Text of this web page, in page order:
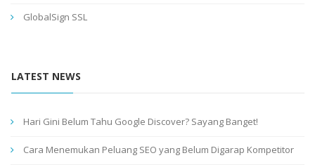
GlobalSign SSL
LATEST NEWS
Hari Gini Belum Tahu Google Discover? Sayang Banget!
Cara Menemukan Peluang SEO yang Belum Digarap Kompetitor